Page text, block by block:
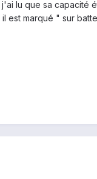
lu que sa capacité
est marqué " sur